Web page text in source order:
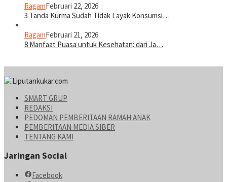
RagamFebruari 22, 2026
3 Tanda Kurma Sudah Tidak Layak Konsumsi…
RagamFebruari 21, 2026
8 Manfaat Puasa untuk Kesehatan: dari Ja…
SMART GRUP
REDAKSI
PEDOMAN PEMBERITAAN RAMAH ANAK
PEMBERITAAN MEDIA SIBER
TENTANG KAMI
Jaringan Social
Facebook